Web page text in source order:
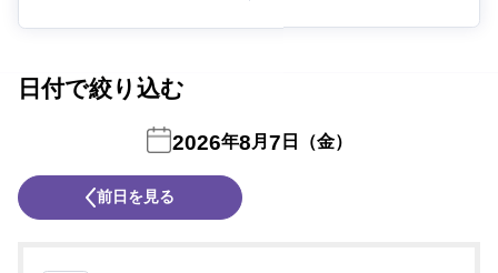
日付で絞り込む
前日を見る
2026年8 月 7 日（金）